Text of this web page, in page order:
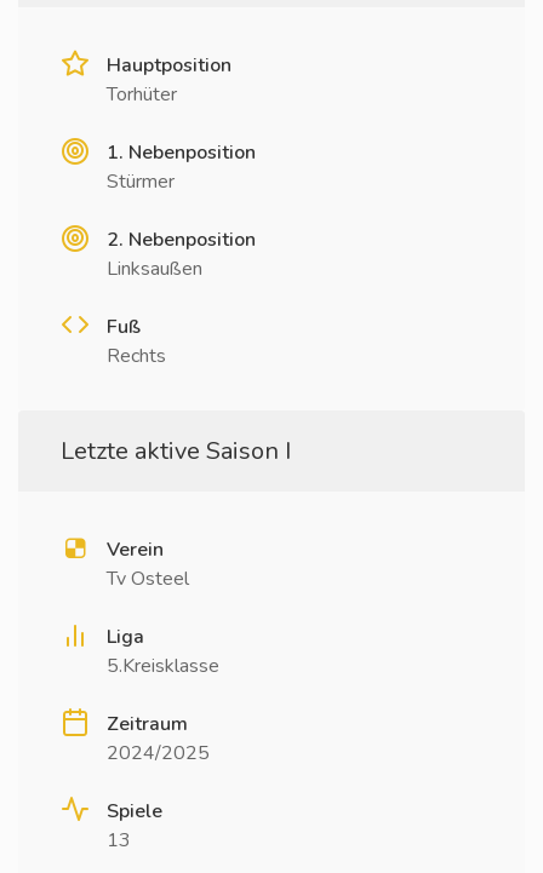
Hauptposition
Torhüter
1. Nebenposition
Stürmer
2. Nebenposition
Linksaußen
Fuß
Rechts
Letzte aktive Saison I
Verein
Tv Osteel
Liga
5.Kreisklasse
Zeitraum
2024/2025
Spiele
13